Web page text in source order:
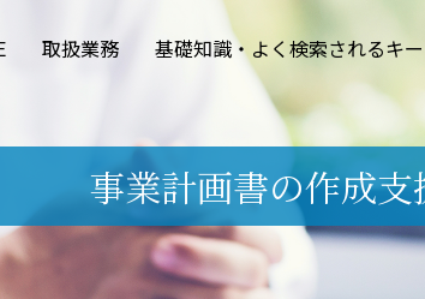
取扱業務 基礎知識・よく検索されるキ
事業計画書の作成支